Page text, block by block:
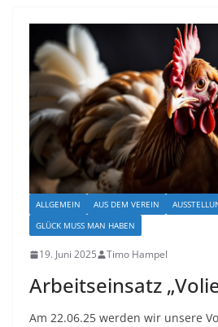
ALLGEMEIN AUS DEM VEREIN
GLÜCK MUSS MAN HABEN
19. Juni 2025 Timo Hampel
Arbeitseinsatz
Am 22.06.25 werden wir unsere